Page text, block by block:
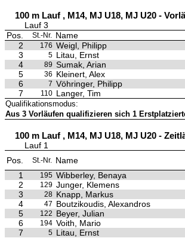
100 m Lauf , M14, MJ U18, MJ U20 -
Lauf 3
Pos.
St.-Nr. Name
2
176 Weigl, Philipp
3
5 Litau, Ernst
4
89 Sumak, Arian
5
36 Kleinert, Alex
6
7 Vöhringer, Philipp
7
110 Langer, Tim
Qualifikationsmodus:
Aus 3 Vorläufen qualifizieren sich 1
100 m Lauf , M14, MJ U18, MJ U20 -
Lauf 1
Pos.
St.-Nr. Name
1
195 Wibberley, Benaya
2
129 Junger, Klemens
3
28 Knapp, Markus
4
47 Boutzikoudis, Alexandros
5
122 Beyer, Julian
6
194 Voith, Mario
7
5 Litau, Ernst